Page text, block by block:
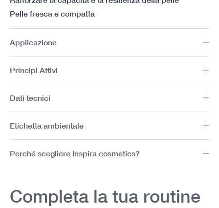
Pelle fresca e compatta
Applicazione
Principi Attivi
Dati tecnici
Etichetta ambientale
Perché scegliere Inspira cosmetics?
Completa la tua routine